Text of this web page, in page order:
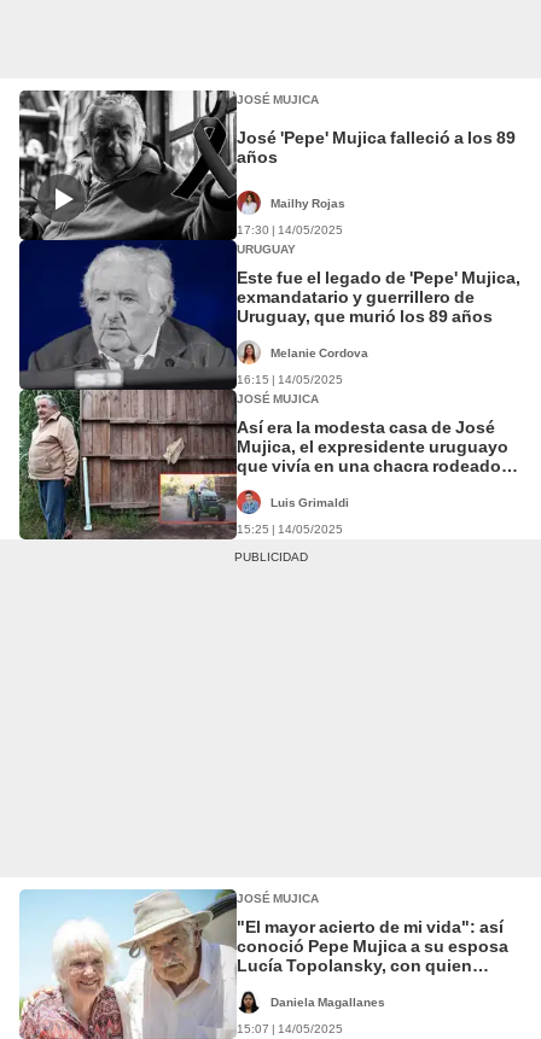
JOSÉ MUJICA
José 'Pepe' Mujica falleció a los 89
años
Mailhy Rojas
17:30 | 14/05/2025
URUGUAY
Este fue el legado de 'Pepe' Mujica,
exmandatario y guerrillero de
Uruguay, que murió los 89 años
Melanie Cordova
16:15 | 14/05/2025
JOSÉ MUJICA
Así era la modesta casa de José
Mujica, el expresidente uruguayo
que vivía en una chacra rodeado
Luis Grimaldi
15:25 | 14/05/2025
JOSÉ MUJICA
"El mayor acierto de mi vida": así
conoció Pepe Mujica a su esposa
Lucía Topolansky, con quien
Daniela Magallanes
15:07 | 14/05/2025